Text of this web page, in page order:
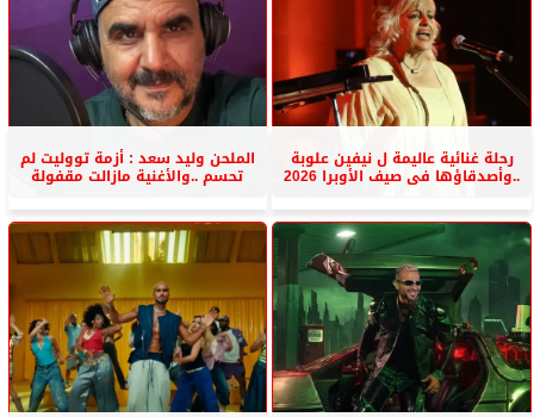
رحلة غنائية عاليمة ل نيفين علوبة
..وأصدقاؤها فى صيف الأوبرا 2026
الملحن وليد سعد : أزمة تووليت لم
تحسم ..والأغنية مازالت مقفولة